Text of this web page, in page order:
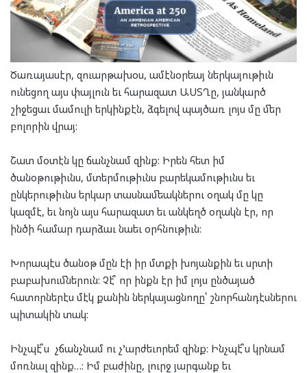
Ծառայասէր, զուարթախօս, ամէնօրեայ ներկայութիւն
ունեցող այս փայլուն եւ հարազատ ԱՍՏՂը, յանկարծ
շիջեցաւ մամուլի երկինքէն, ձգելով պայծառ լոյս մը մեր
բոլորին վրայ:
Շատ մօտէն կը ճանչնամ զինք: Իրեն հետ իմ
ծանօթութիւնս, մտերմութիւնս բարեկամութիւնս եւ
ընկերութիւնս երկար տասնամեակներու օղակ մը կը
կազմէ, եւ նոյն այս հարազատ եւ անկեղծ օղակն էր, որ
ինծի համար դարձաւ նաեւ օրհնութիւն:
Խորապէս ծանօթ մըն էի իր մտքի խոյանքին եւ սրտի
բաբախումներուն: Չէ՞ որ ինքն էր իմ լոյս ընծայած
հատորներէս մէկ քանին ներկայացնողը՝ շնորհանդէսներու
պիտակին տակ:
Ինչպէ՞ս չճանչնամ ու չ’արժեւորեմ զինք: Ինչպէ՞ս կրնամ
մոռնալ զինք…: Իմ բաժինը, լուրջ յարգանք եւ